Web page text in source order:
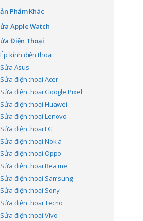
Phẩm Khác
Apple Watch
Điện Thoại
Ép kính điện thoại
Sửa Asus
Sửa điện thoại Acer
Sửa điện thoại Google Pixel
Sửa điện thoại Huawei
Sửa điện thoại Lenovo
Sửa điện thoại LG
Sửa điện thoại Nokia
Sửa điện thoại Oppo
Sửa điện thoại Realme
Sửa điện thoại Samsung
Sửa điện thoại Sony
Sửa điện thoại Tecno
Sửa điện thoại Vivo